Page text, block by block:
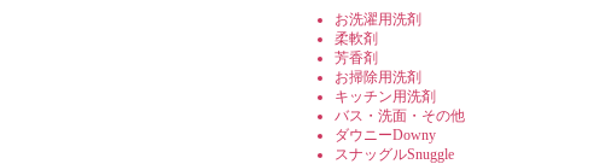
お洗濯用洗剤
柔軟剤
芳香剤
お掃除用洗剤
キッチン用洗剤
バス・洗面・その他
ダウニーDowny
スナッグルSnuggle